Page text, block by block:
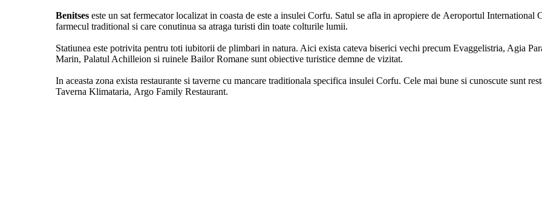
Benitses este un sat fermecator localizat in coasta de este a insulei Corfu. Satul se afla in apropiere de Aeroportul International
farmecul traditional si care conutinua sa atraga turisti din toate colturile lumii.
Statiunea este potrivita pentru toti iubitorii de plimbari in natura. Aici exista cateva biserici vechi precum Evaggelistria, Agia
Marin, Palatul Achilleion si ruinele Bailor Romane sunt obiective turistice demne de vizitat.
In aceasta zona exista restaurante si taverne cu mancare traditionala specifica insulei Corfu. Cele mai bune si cunoscute sunt
Taverna Klimataria, Argo Family Restaurant.